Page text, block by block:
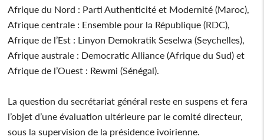
Afrique du Nord : Parti Authenticité et Modernité (Maroc),
Afrique centrale : Ensemble pour la République (RDC),
Afrique de l’Est : Linyon Demokratik Seselwa (Seychelles),
Afrique australe : Democratic Alliance (Afrique du Sud) et
Afrique de l’Ouest : Rewmi (Sénégal).
La question du secrétariat général reste en suspens et fera
l’objet d’une évaluation ultérieure par le comité directeur,
sous la supervision de la présidence ivoirienne.